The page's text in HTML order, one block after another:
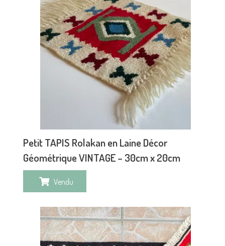
Petit TAPIS Rolakan en Laine Décor
Géométrique VINTAGE – 30cm x 20cm
Vendu